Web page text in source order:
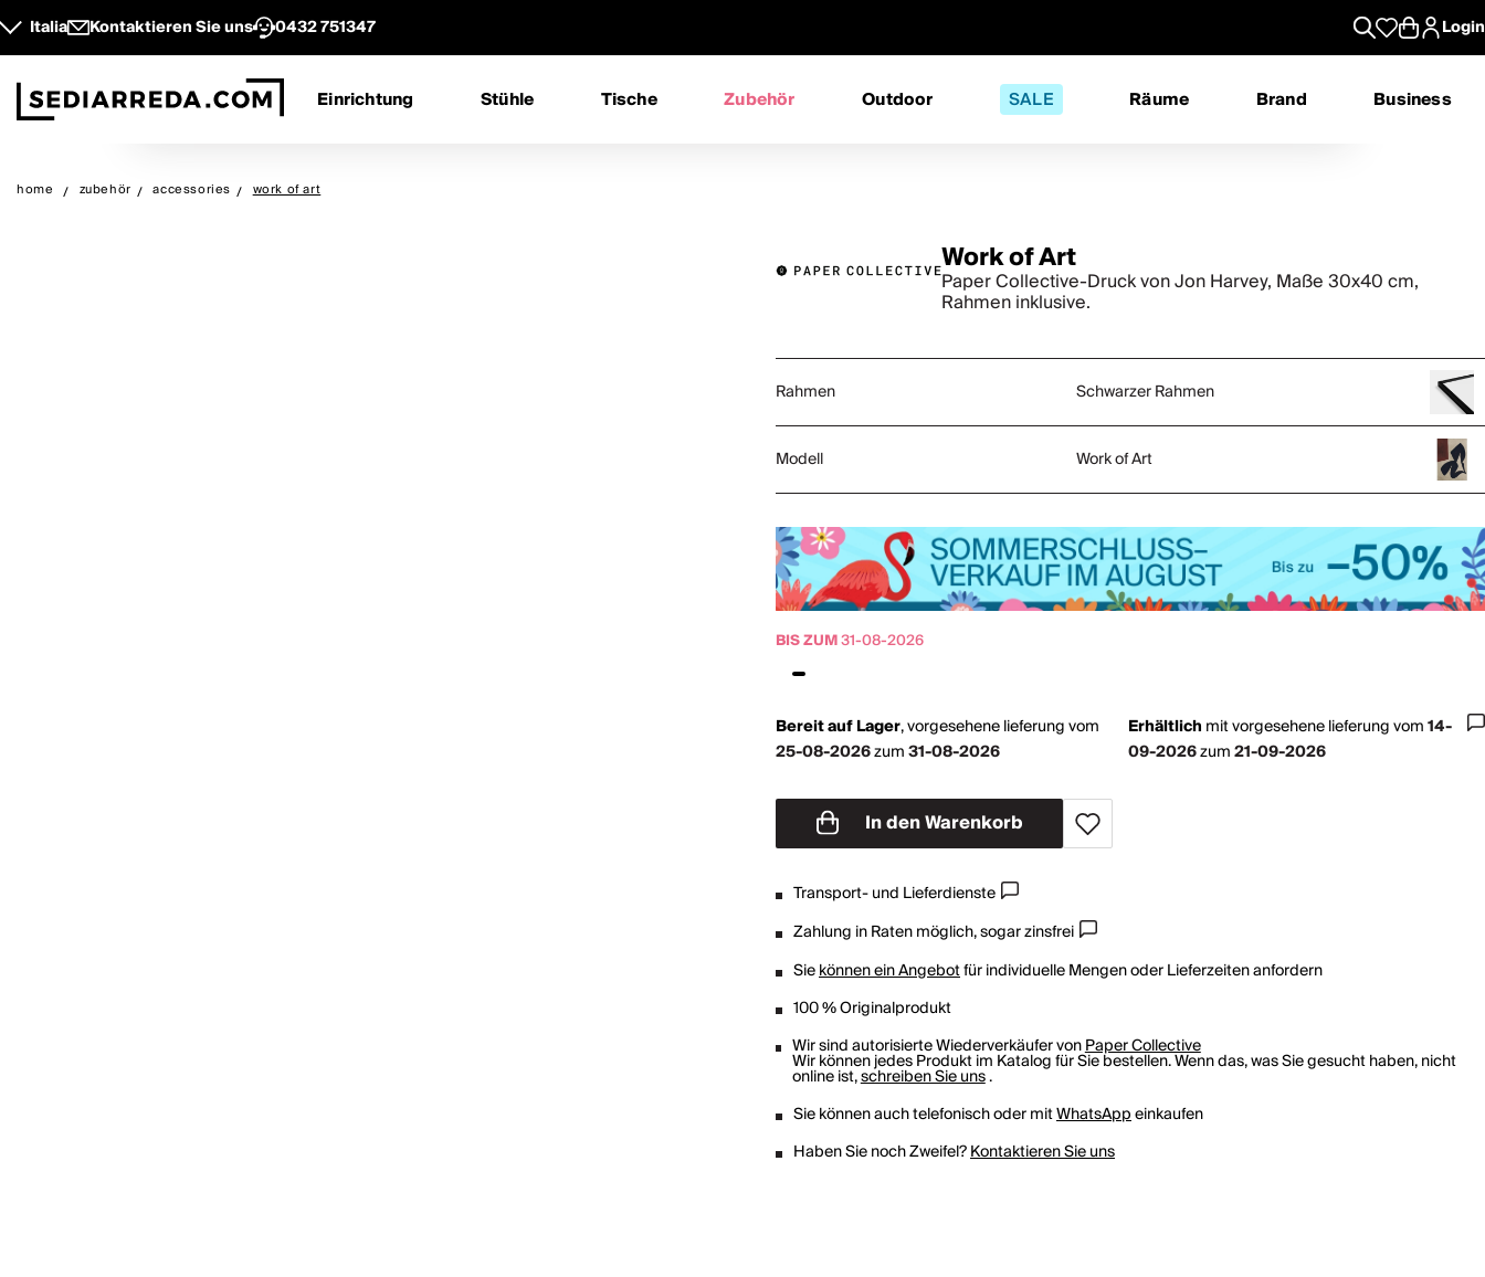
Italia Kontaktieren Sie uns 0432 751347 Login
Einrichtung Stühle Tische Zubehör Outdoor SALE Räume Brand Business
home zubehör accessories work of art
Work of Art
Paper Collective-Druck von Jon Harvey, Maße 30x40 cm,
Rahmen inklusive.
Rahmen Schwarzer Rahmen
Modell Work of Art
BIS ZUM31-08-2026
Bereit auf Lager,vorgesehene lieferung vom
25-08-2026zum31-08-2026
Erhältlich mitvorgesehene lieferung vom14-
09-2026zum21-09-2026
In den Warenkorb
Transport- und Lieferdienste
Zahlung in Raten möglich, sogar zinsfrei
Siekönnen ein Angebotfür individuelle Mengen oder Lieferzeiten anfordern
100 % Originalprodukt
Wir sind autorisierte Wiederverkäufer vonPaper Collective
Wir können jedes Produkt im Katalog für Sie bestellen. Wenn das, was Sie gesucht haben, nicht
online ist,schreiben Sie uns.
Sie können auch telefonisch oder mitWhatsAppeinkaufen
Haben Sie noch Zweifel?Kontaktieren Sie uns